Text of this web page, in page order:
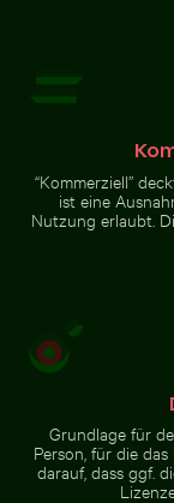
Mönchsittich
auf Ast
sitzend beim
“Kommerziell”
ist eine
Nutzung erlaubt.
Grundlage für
Person, für die
darauf, dass ggf.